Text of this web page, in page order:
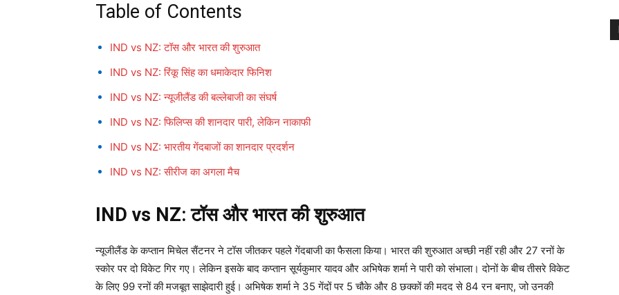
Table of Contents
IND vs NZ: टॉस और भारत की शुरुआत
IND vs NZ: रिंकू सिंह का धमाकेदार फिनिश
IND vs NZ: न्यूजीलैंड की बल्लेबाजी का संघर्ष
IND vs NZ: फिलिप्स की शानदार पारी, लेकिन नाकाफी
IND vs NZ: भारतीय गेंदबाजों का शानदार प्रदर्शन
IND vs NZ: सीरीज का अगला मैच
IND vs NZ: टॉस और भारत की शुरुआत
न्यूजीलैंड के कप्तान मिचेल सैंटनर ने टॉस जीतकर पहले गेंदबाजी का फैसला किया। भारत की शुरुआत अच्छी नहीं रही और 27 रनों के
स्कोर पर दो विकेट गिर गए। लेकिन इसके बाद कप्तान सूर्यकुमार यादव और अभिषेक शर्मा ने पारी को संभाला। दोनों के बीच तीसरे विकेट
के लिए 99 रनों की मजबूत साझेदारी हुई। अभिषेक शर्मा ने 35 गेंदों पर 5 चौके और 8 छक्कों की मदद से 84 रन बनाए, जो उनकी